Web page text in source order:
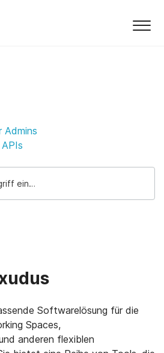
ezeep Support
Admins
Softwarelösung für die
Spaces,
anderen flexiblen